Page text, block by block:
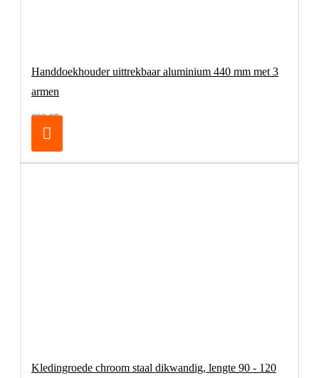
Handdoekhouder uittrekbaar aluminium 440 mm met 3
armen
€32,95
Kledingroede chroom staal dikwandig, lengte 90 - 120